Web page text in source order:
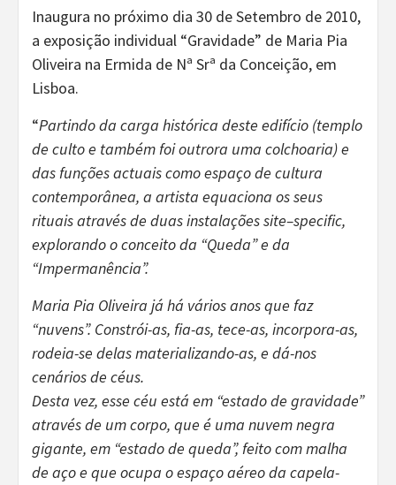
Inaugura no próximo dia 30 de Setembro de 2010,
a exposição individual “Gravidade” de Maria Pia
Oliveira na Ermida de Nª Srª da Conceição, em
Lisboa.
“Partindo da carga histórica deste edifício (templo
de culto e também foi outrora uma colchoaria) e
das funções actuais como espaço de cultura
contemporânea, a artista equaciona os seus
rituais através de duas instalações site–specific,
explorando o conceito da “Queda” e da
“Impermanência”.
Maria Pia Oliveira já há vários anos que faz
“nuvens”. Constrói-as, fia-as, tece-as, incorpora-as,
rodeia-se delas materializando-as, e dá-nos
cenários de céus.
Desta vez, esse céu está em “estado de gravidade”
através de um corpo, que é uma nuvem negra
gigante, em “estado de queda”, feito com malha
de aço e que ocupa o espaço aéreo da capela-